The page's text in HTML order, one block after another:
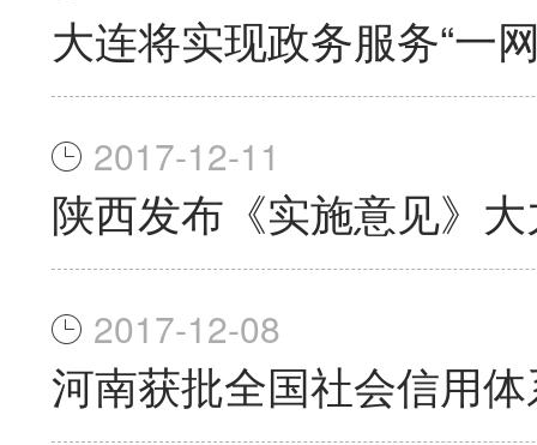
大连将实现政务服务“一
2017-12-11
陕西发布《实施意见》
2017-12-08
河南获批全国社会信用